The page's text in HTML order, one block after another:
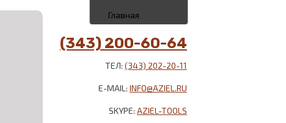
Главная
(343) 200-60-64
ТЕЛ: (343) 202-20-11
E-MAIL: INFO@AZIEL.RU
SKYPE: AZIEL-TOOLS